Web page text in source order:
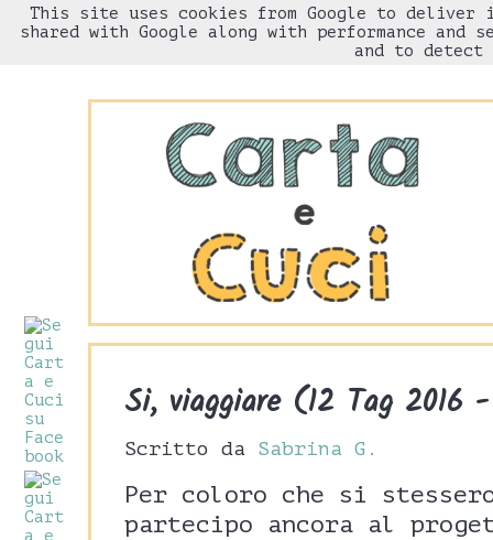
HOME Chi sono
Si, viaggiare (12 Tag 2016
Scritto da Sabrina G.
Per coloro che si stessero
partecipo ancora al
This site uses cookies from Google to
shared with Google along with performance
and to detect